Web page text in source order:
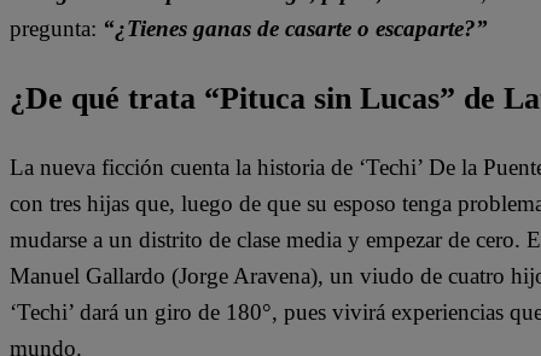
pregunta: “¿Tienes ganas de casarte o escaparte?”
¿De qué trata “Pituca sin Lucas” de
La nueva ficción cuenta la historia de ‘Techi’ De la
con tres hijas que, luego de que su esposo tenga
mudarse a un distrito de clase media y empezar de cero.
Manuel Gallardo (Jorge Aravena), un viudo de cuatro
‘Techi’ dará un giro de 180°, pues vivirá experiencias
mundo.